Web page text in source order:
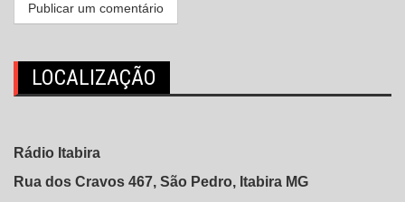
LOCALIZAÇÃO
Rádio Itabira
Rua dos Cravos 467, São Pedro, Itabira MG